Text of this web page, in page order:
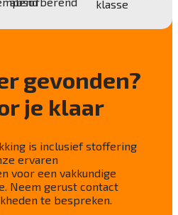
105-B02
A
gevonden?
je klaar
is inclusief stoffering
ervaren
voor een vakkundige
Neem gerust contact
te bespreken.